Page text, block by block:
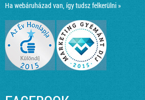
Ha webáruházad van, így tudsz felkerülni »